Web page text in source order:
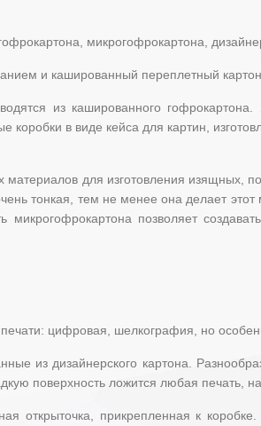
микрогофрокартона,
и кашированный переплетный картон.
из кашированного
в виде кейса для картин,
для изготовления изящных,
тонкая, тем не менее она делает
микрогофрокартона позволяет
цифровая, шелкография, но
из дизайнерского картона.
поверхность ложится любая печать,
открыточка, прикрепленная к